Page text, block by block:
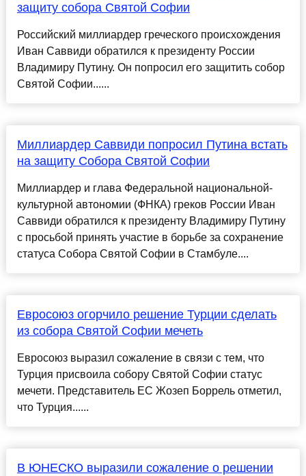
защиту собора Святой Софии
Российский миллиардер греческого происхождения
Иван Саввиди обратился к президенту России
Владимиру Путину. Он попросил его защитить собор
Святой Софии......
Миллиардер Саввиди попросил Путина встать
на защиту Собора Святой Софии
Миллиардер и глава Федеральной национальной-
культурной автономии (ФНКА) греков России Иван
Саввиди обратился к президенту Владимиру Путину
с просьбой принять участие в борьбе за сохранение
статуса Собора Святой Софии в Стамбуле....
Евросоюз огорчило решение Турции сделать
из собора Святой Софии мечеть
Евросоюз выразил сожаление в связи с тем, что
Турция присвоила собору Святой Софии статус
мечети. Представитель ЕС Жозеп Боррель отметил,
что Турция......
В ЮНЕСКО выразили сожаление о решении